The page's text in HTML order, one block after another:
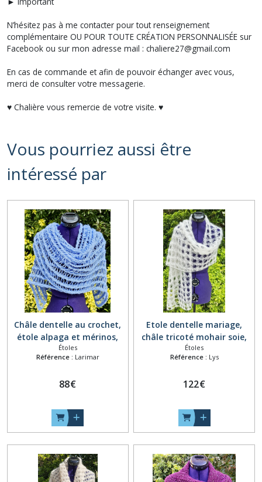
N’hésitez pas à me contacter pour tout renseignement
complémentaire OU POUR TOUTE CRÉATION PERSONNALISÉE sur
Facebook ou sur mon adresse mail : chaliere27@gmail.com
En cas de commande et afin de pouvoir échanger avec vous,
merci de consulter votre messagerie.
♥ Chalière vous remercie de votre visite. ♥
Vous pourriez aussi être
intéressé par
Châle dentelle au crochet,
étole alpaga et mérinos,
écharpe longue ajourée,
châle plaid bleu, chauffe
laine fait main ton bleu ciel
Étoles
Référence : Larimar
88€
Etole dentelle mariage,
châle tricoté mohair soie,
écharpe longue ajourée,
chauffe épaules ton
femme, foulard laine fait
Étoles
Référence : Lys
122€